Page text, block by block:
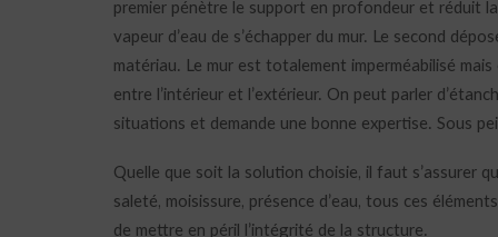
premier pénètre le support en profondeur et réduit
vapeur d’eau de s’échapper du mur. Le second
matériau. Le mur est totalement imperméabilisé
entre l’intérieur et l’extérieur. On peut parler
situations et demande une bonne expertise. Sous
Quelle que soit la solution choisie, il faut s’assurer
saleté, moisissure, présence d’eau, tous ces
de mettre en péril l’intégrité de la structure.